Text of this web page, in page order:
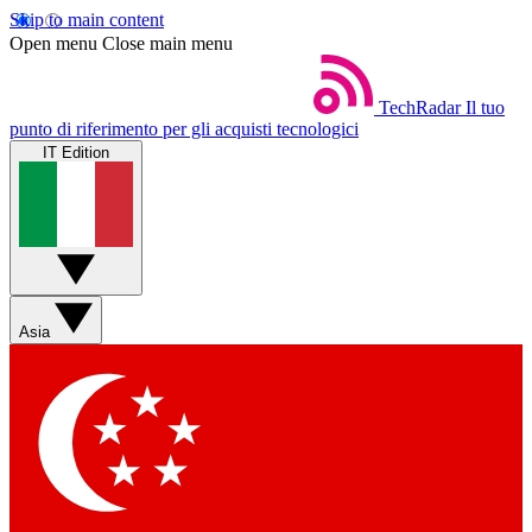
Skip to main content
Open menu Close main menu
TechRadar Il tuo
punto di riferimento per gli acquisti tecnologici
IT Edition
Asia